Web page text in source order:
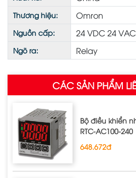
Thương hiệu: Omron
Nguồn cấp: 24 VDC 24 VAC
Ngõ ra: Relay
CÁC SẢN PHẨM
Bộ điều khiển
RTC‐AC100‐240
648.672đ